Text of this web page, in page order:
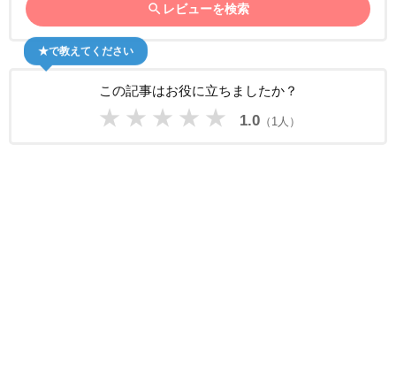
search レビューを検索
この記事はお役に立ちましたか？
★ ★ ★ ★ ★ 1.0（1人）
★で教えてください